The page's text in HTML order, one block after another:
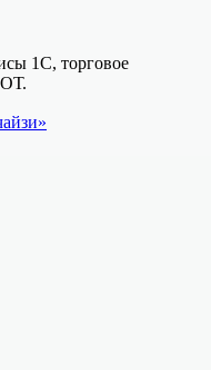
1С, торговое